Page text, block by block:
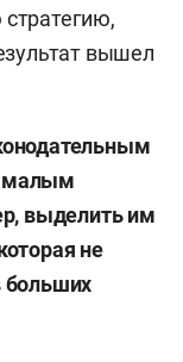
вышел
малым
выделить им
не
больших